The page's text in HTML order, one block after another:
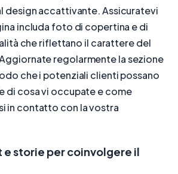
design accattivante. Assicuratevi
includa foto di copertina e di
che riflettano il carattere del
regolarmente la sezione
che i potenziali clienti possano
di cosa vi occupate e come
in contatto con la vostra
e storie per coinvolgere il